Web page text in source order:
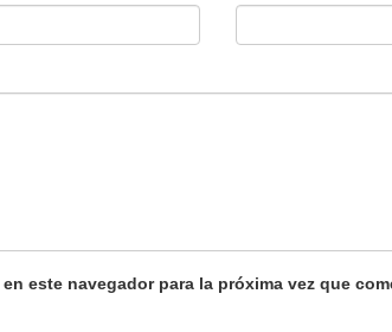
este navegador para la próxima vez que